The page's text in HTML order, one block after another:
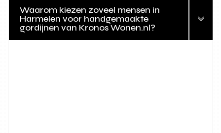
Waarom kiezen zoveel mensen in
Harmelen voor handgemaakte
gordijnen van Kronos Wonen.nl?